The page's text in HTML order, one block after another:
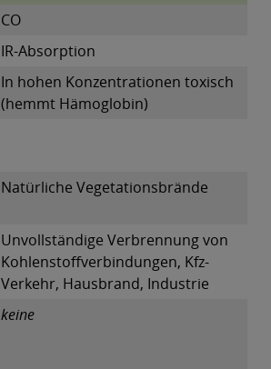
CO
IR-Absorption
In hohen Konzentrationen toxisch
(hemmt Hämoglobin)
Natürliche Vegetationsbrände
Unvollständige Verbrennung von
Kohlenstoffverbindungen, Kfz-
Verkehr, Hausbrand, Industrie
keine